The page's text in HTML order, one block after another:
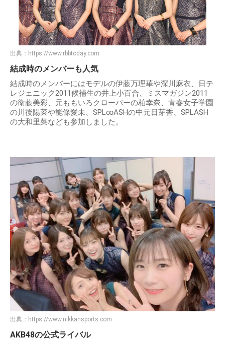
出典： https://www.rbbtoday.com
結成時のメンバーも人気
結成時のメンバーにはモデルの伊藤万理華や深川麻衣、日テ
レジェニック2011候補生の井上小百合、ミスマガジン2011
の衛藤美彩、元ももいろクローバーの柏幸奈、青春女子学園
の川後陽菜や能條愛未、SPL∞ASHの中元日芽香、SPLASH
の大和里菜なども参加しました。
出典： https://www.nikkansports.com
AKB48の公式ライバル